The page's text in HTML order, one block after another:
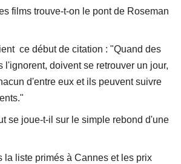
films trouve-t-on le pont de Roseman
ce début de citation : "Quand des
l'ignorent, doivent se retrouver un jour,
d'entre eux et ils peuvent suivre
se joue-t-il sur le simple rebond d'une
la liste primés à Cannes et les prix